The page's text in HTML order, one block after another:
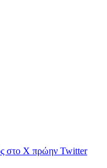
στο X πρώην Twitter